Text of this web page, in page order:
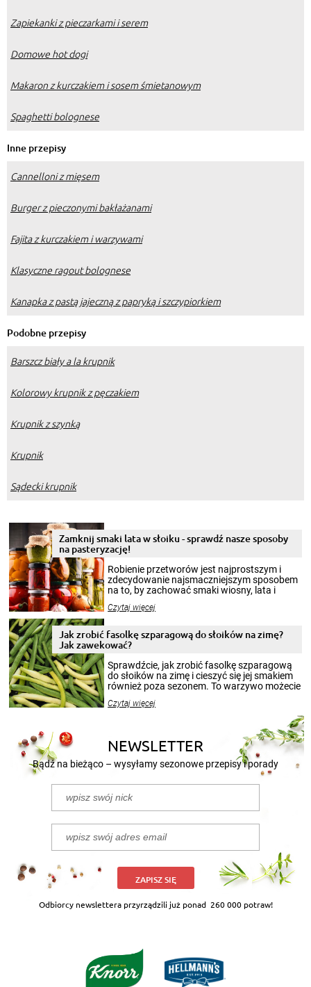
Zapiekanki z pieczarkami i serem
Domowe hot dogi
Makaron z kurczakiem i sosem śmietanowym
Spaghetti bolognese
Inne przepisy
Cannelloni z mięsem
Burger z pieczonymi bakłażanami
Fajita z kurczakiem i warzywami
Klasyczne ragout bolognese
Kanapka z pastą jajeczną z papryką i szczypiorkiem
Podobne przepisy
Barszcz biały a la krupnik
Kolorowy krupnik z pęczakiem
Krupnik z szynką
Krupnik
Sądecki krupnik
Zamknij smaki lata w słoiku - sprawdź nasze sposoby
na pasteryzację!
Robienie przetworów jest najprostszym i
zdecydowanie najsmaczniejszym sposobem
na to, by zachować smaki wiosny, lata i
krajobrazów, by cieszyć nimi oko w sezonie
pełni poczuć atmosferę cieplejszych
miesięcy. Przygotowanie słoików ze
smakowitą zawartością musi obejmować
patenty, które pozwolą zachować świeżość
przetworów.
Czytaj więcej
Jak zrobić fasolkę szparagową do słoików na zimę?
Jak zawekować?
Sprawdźcie, jak zrobić fasolkę szparagową
do słoików na zimę i cieszyć się jej smakiem
również poza sezonem. To warzywo możecie
nasze propozycje!
Czytaj więcej
NEWSLETTER
Bądź na bieżąco – wysyłamy sezonowe przepisy i porady
ZAPISZ SIĘ
Odbiorcy newslettera przyrządzili już ponad 260 000 potraw!